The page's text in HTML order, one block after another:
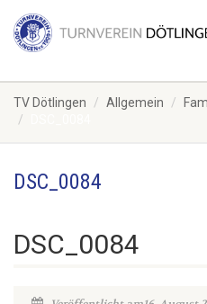
TV Dötlingen Allgemein
DSC_0084
DSC_0084